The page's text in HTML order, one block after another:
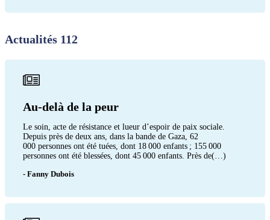
Actualités 112
Au-delà de la peur
Le soin, acte de résistance et lueur d’espoir de paix sociale.
Depuis près de deux ans, dans la bande de Gaza, 62
000 personnes ont été tuées, dont 18 000 enfants ; 155 000
personnes ont été blessées, dont 45 000 enfants. Près de(…)
- Fanny Dubois